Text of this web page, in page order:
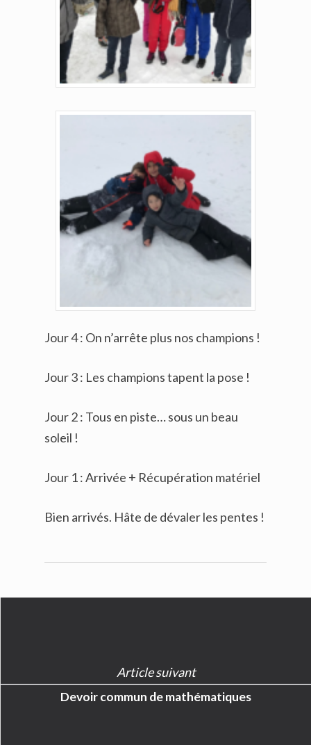
Jour 4 : On n’arrête plus nos champions !
Jour 3 : Les champions tapent la pose !
Jour 2 : Tous en piste… sous un beau
soleil !
Jour 1 : Arrivée + Récupération matériel
Bien arrivés. Hâte de dévaler les pentes !
Article suivant
Devoir commun de mathématiques